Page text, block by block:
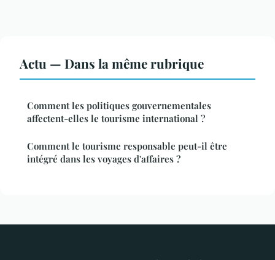
Actu — Dans la même rubrique
Comment les politiques gouvernementales
affectent-elles le tourisme international ?
Comment le tourisme responsable peut-il être
intégré dans les voyages d'affaires ?